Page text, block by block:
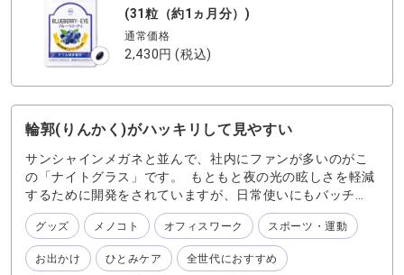
(31粒（約1ヵ月分）)
通常価格
2,430円(税込)
輪郭(りんかく)がハッキリして見やすい
サンシャインメガネと並んで、社内にファンが多いのがこ
の「ナイトグラス」です。 もともと夜の光の眩しさを軽減
するために開発をされていますが、日常使いにもバッチ
リ！ 私はもともと目が良くて普段は裸眼で生活をしていま
すが、このナイトグラスを付けると ◆夜の光のチラツキが
減って見やすい ◆夕暮れ時の薄明かりでも輪郭がハッキリ
する ◆ほのかに視力補正(-0.25)が効いているのでくっきり
グッズ メノコト オフィスワーク スポーツ・運動
お出かけ ひとみケア 全世代におすすめ